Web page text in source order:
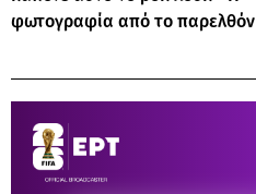
φωτογραφία από το παρελθόν